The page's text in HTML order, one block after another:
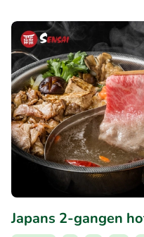
Japans 2-gangen